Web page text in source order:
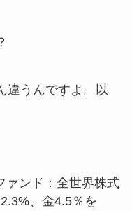
違うんですよ。以
ァンド：全世界株式
、金4.5％を